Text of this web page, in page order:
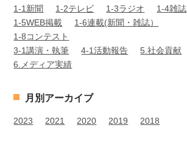
1-1新聞
1-2テレビ 1-3ラジオ
1-4雑誌
1-5WEB掲載
1-6連載(新聞・雑誌）
1-8コンテスト
3-1講演・執筆
4-1活動報告
5.社会貢献
6.メディア実績
月別アーカイブ
2023 2021 2020 2019 2018